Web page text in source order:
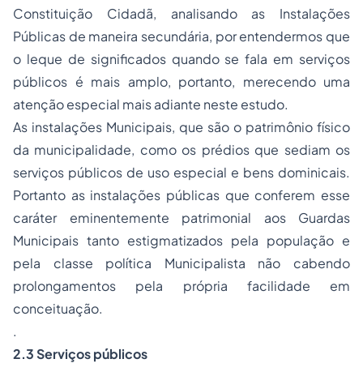
Constituição Cidadã, analisando as Instalações
Públicas de maneira secundária, por entendermos que
o leque de significados quando se fala em serviços
públicos é mais amplo, portanto, merecendo uma
atenção especial mais adiante neste estudo.
As instalações Municipais, que são o patrimônio físico
da municipalidade, como os prédios que sediam os
serviços públicos de uso especial e bens dominicais.
Portanto as instalações públicas que conferem esse
caráter eminentemente patrimonial aos Guardas
Municipais tanto estigmatizados pela população e
pela classe política Municipalista não cabendo
prolongamentos pela própria facilidade em
conceituação.
.
2.3 Serviços públicos